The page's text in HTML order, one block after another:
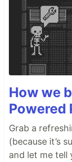
How we
Powered
Grab a
(because it’s
and let me tell